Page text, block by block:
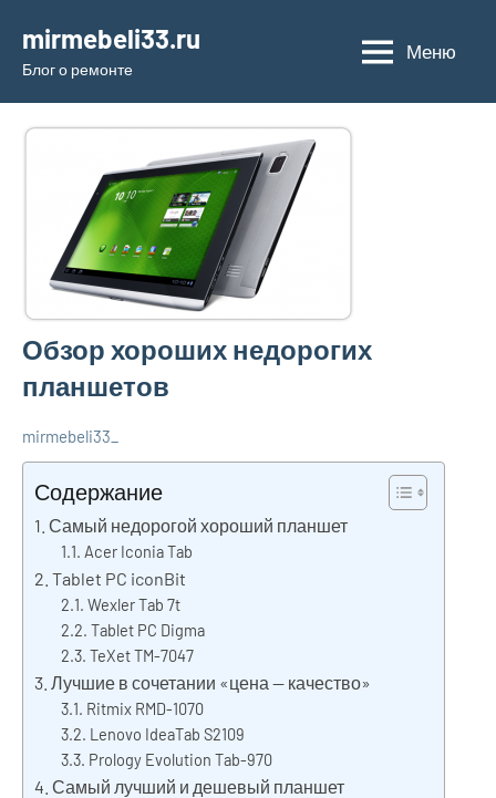
содержимому
mirmebeli33.ru
Блог о ремонте
Меню
Обзор хороших недорогих
планшетов
гаджеты
mirmebeli33_
Содержание
Самый недорогой хороший планшет
Acer Iconia Tab
Tablet PC iconBit
Wexler Tab 7t
Tablet PC Digma
TeXet TM-7047
Лучшие в сочетании «цена — качество»
Ritmix RMD-1070
Lenovo IdeaTab S2109
Prology Evolution Tab-970
Самый лучший и дешевый планшет